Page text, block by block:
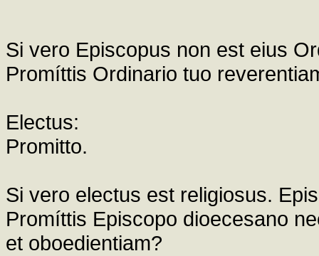
Si vero Episcopus non est eius
Promíttis Ordinario tuo
Electus:
Promitto.
Si vero electus est religiosus.
Promíttis Episcopo dioecesano
et oboedientiam?